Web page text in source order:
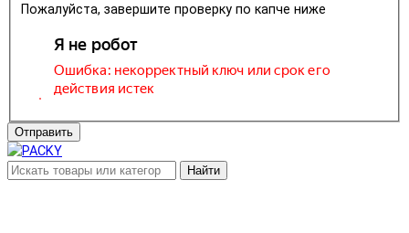
Пожалуйста, завершите проверку по капче ниже
Отправить
Найти